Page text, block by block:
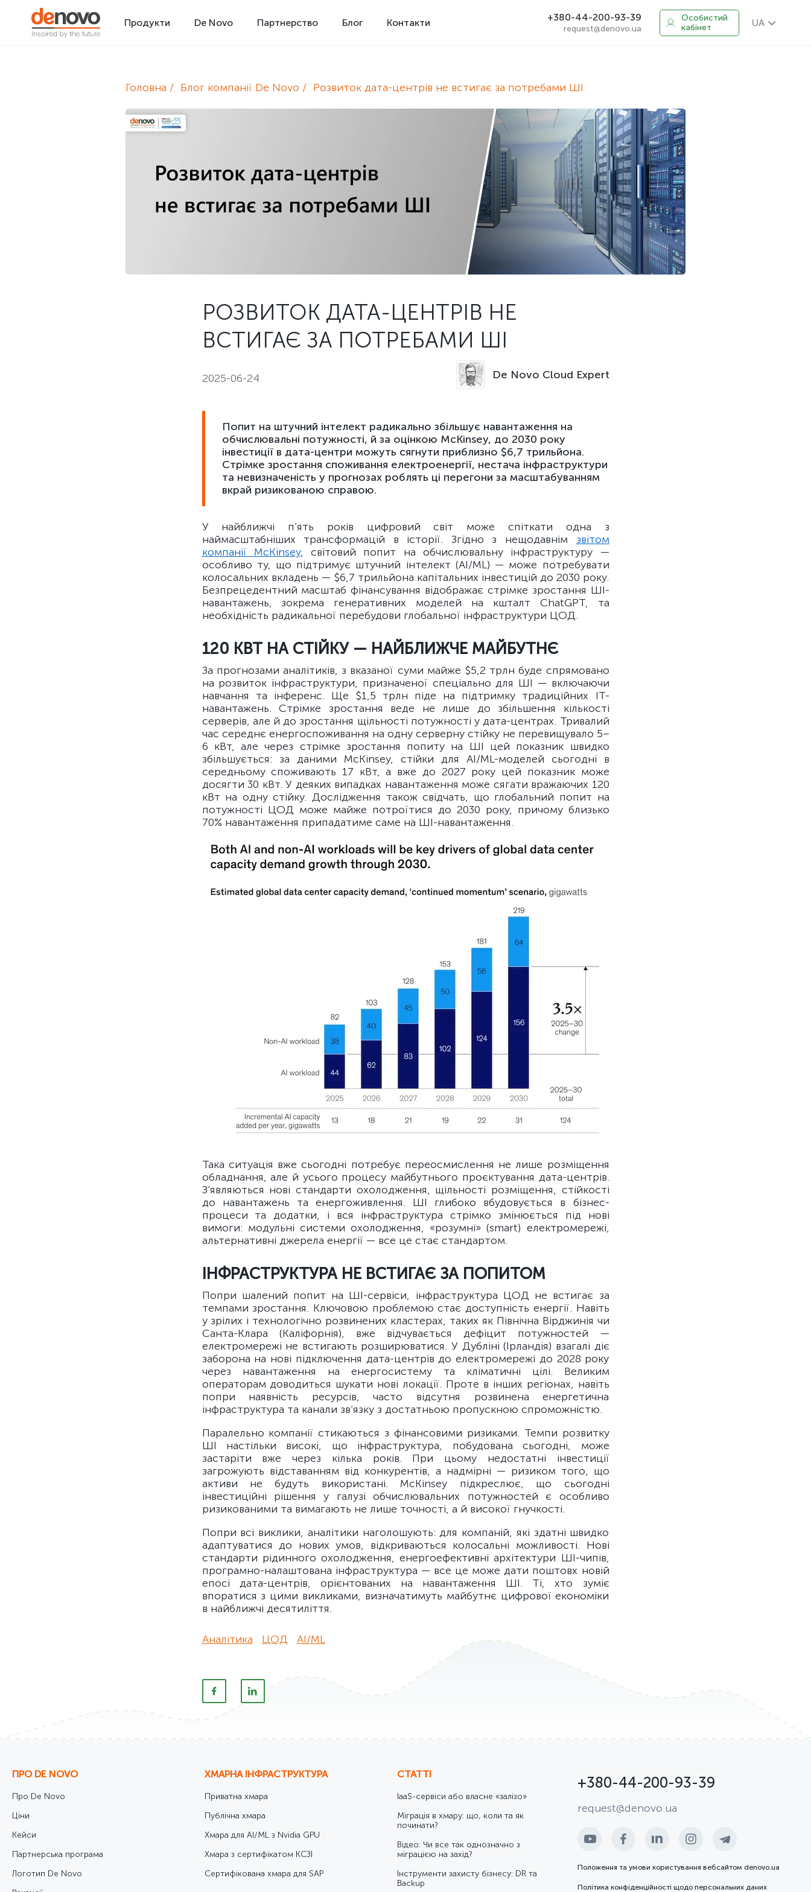
Продукти De Novo Партнерство Блог Контакти +380-44-200-93-39
request@denovo.ua
Особистий
кабінет
UA
Головна Блог компанії De Novo Розвиток дата-центрів не встигає за потребами ШІ
РОЗВИТОК ДАТА-ЦЕНТРІВ НЕ
ВСТИГАЄ ЗА ПОТРЕБАМИ ШІ
2025-06-24 De Novo Cloud Expert
Попит на штучний інтелект радикально збільшує навантаження на
обчислювальні потужності, й за оцінкою McKinsey, до 2030 року
інвестиції в дата-центри можуть сягнути приблизно $6,7 трильйона.
Стрімке зростання споживання електроенергії, нестача інфраструктури
та невизначеність у прогнозах роблять ці перегони за масштабуванням
вкрай ризикованою справою.
У найближчі п’ять років цифровий світ може спіткати одна з
наймасштабніших трансформацій в історії. Згідно з нещодавнім звітом
компанії McKinsey, світовий попит на обчислювальну інфраструктуру —
особливо ту, що підтримує штучний інтелект (AI/ML) — може потребувати
колосальних вкладень — $6,7 трильйона капітальних інвестицій до 2030 року.
Безпрецедентний масштаб фінансування відображає стрімке зростання ШІ-
навантажень, зокрема генеративних моделей на кшталт ChatGPT, та
необхідність радикальної перебудови глобальної інфраструктури ЦОД.
120 КВТ НА СТІЙКУ — НАЙБЛИЖЧЕ МАЙБУТНЄ
За прогнозами аналітиків, з вказаної суми майже $5,2 трлн буде спрямовано
на розвиток інфраструктури, призначеної спеціально для ШІ — включаючи
навчання та інференс. Ще $1,5 трлн піде на підтримку традиційних ІТ-
навантажень. Стрімке зростання веде не лише до збільшення кількості
серверів, але й до зростання щільності потужності у дата-центрах. Тривалий
час середнє енергоспоживання на одну серверну стійку не перевищувало 5–
6 кВт, але через стрімке зростання попиту на ШІ цей показник швидко
збільшується: за даними McKinsey, стійки для AI/ML-моделей сьогодні в
середньому споживають 17 кВт, а вже до 2027 року цей показник може
досягти 30 кВт. У деяких випадках навантаження може сягати вражаючих 120
кВт на одну стійку. Дослідження також свідчать, що глобальний попит на
потужності ЦОД може майже потроїтися до 2030 року, причому близько
70% навантаження припадатиме саме на ШІ-навантаження.
Така ситуація вже сьогодні потребує переосмислення не лише розміщення
обладнання, але й усього процесу майбутнього проєктування дата-центрів.
З’являються нові стандарти охолодження, щільності розміщення, стійкості
до навантажень та енергоживлення. ШІ глибоко вбудовується в бізнес-
процеси та додатки, і вся інфраструктура стрімко змінюється під нові
вимоги: модульні системи охолодження, «розумні» (smart) електромережі,
альтернативні джерела енергії — все це стає стандартом.
ІНФРАСТРУКТУРА НЕ ВСТИГАЄ ЗА ПОПИТОМ
Попри шалений попит на ШІ-сервіси, інфраструктура ЦОД не встигає за
темпами зростання. Ключовою проблемою стає доступність енергії. Навіть
у зрілих і технологічно розвинених кластерах, таких як Північна Вірджинія чи
Санта-Клара (Каліфорнія), вже відчувається дефіцит потужностей —
електромережі не встигають розширюватися. У Дубліні (Ірландія) взагалі діє
заборона на нові підключення дата-центрів до електромережі до 2028 року
через навантаження на енергосистему та кліматичні цілі. Великим
операторам доводиться шукати нові локації. Проте в інших регіонах, навіть
попри наявність ресурсів, часто відсутня розвинена енергетична
інфраструктура та канали зв’язку з достатньою пропускною спроможністю.
Паралельно компанії стикаються з фінансовими ризиками. Темпи розвитку
ШІ настільки високі, що інфраструктура, побудована сьогодні, може
застаріти вже через кілька років. При цьому недостатні інвестиції
загрожують відставанням від конкурентів, а надмірні — ризиком того, що
активи не будуть використані. McKinsey підкреслює, що сьогодні
інвестиційні рішення у галузі обчислювальних потужностей є особливо
ризикованими та вимагають не лише точності, а й високої гнучкості.
Попри всі виклики, аналітики наголошують: для компаній, які здатні швидко
адаптуватися до нових умов, відкриваються колосальні можливості. Нові
стандарти рідинного охолодження, енергоефективні архітектури ШІ-чипів,
програмно-налаштована інфраструктура — все це може дати поштовх новій
епосі дата-центрів, орієнтованих на навантаження ШІ. Ті, хто зуміє
впоратися з цими викликами, визначатимуть майбутнє цифрової економіки
в найближчі десятиліття.
Аналітика ЦОД AI/ML
ПРО DE NOVO
Про De Novo
Ціни
Кейси
Партнерська програма
Логотип De Novo
ХМАРНА ІНФРАСТРУКТУРА
Приватна хмара
Публічна хмара
Хмара для AI/ML з Nvidia GPU
Хмара з сертифікатом КСЗІ
Cертифікована хмара для SAP
СТАТТІ
IaaS-сервіси або власне «залізо»
Міграція в хмару: що, коли та як
починати?
Відео: Чи все так однозначно з
міграцією на захід?
Інструменти захисту бізнесу: DR та
Backup
+380-44-200-93-39
request@denovo.ua
Положення та умови користування вебсайтом denovo.ua
Політика конфіденційності щодо персональних даних